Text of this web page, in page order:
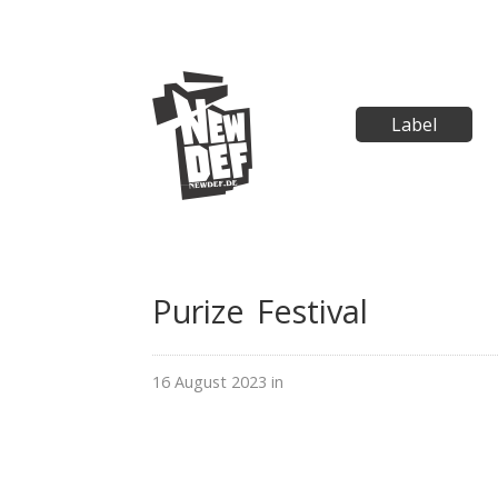
Label
Purize Festival
16 August 2023 in